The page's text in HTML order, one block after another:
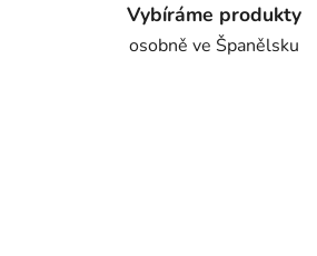
Vybíráme produkty
osobně ve Španělsku